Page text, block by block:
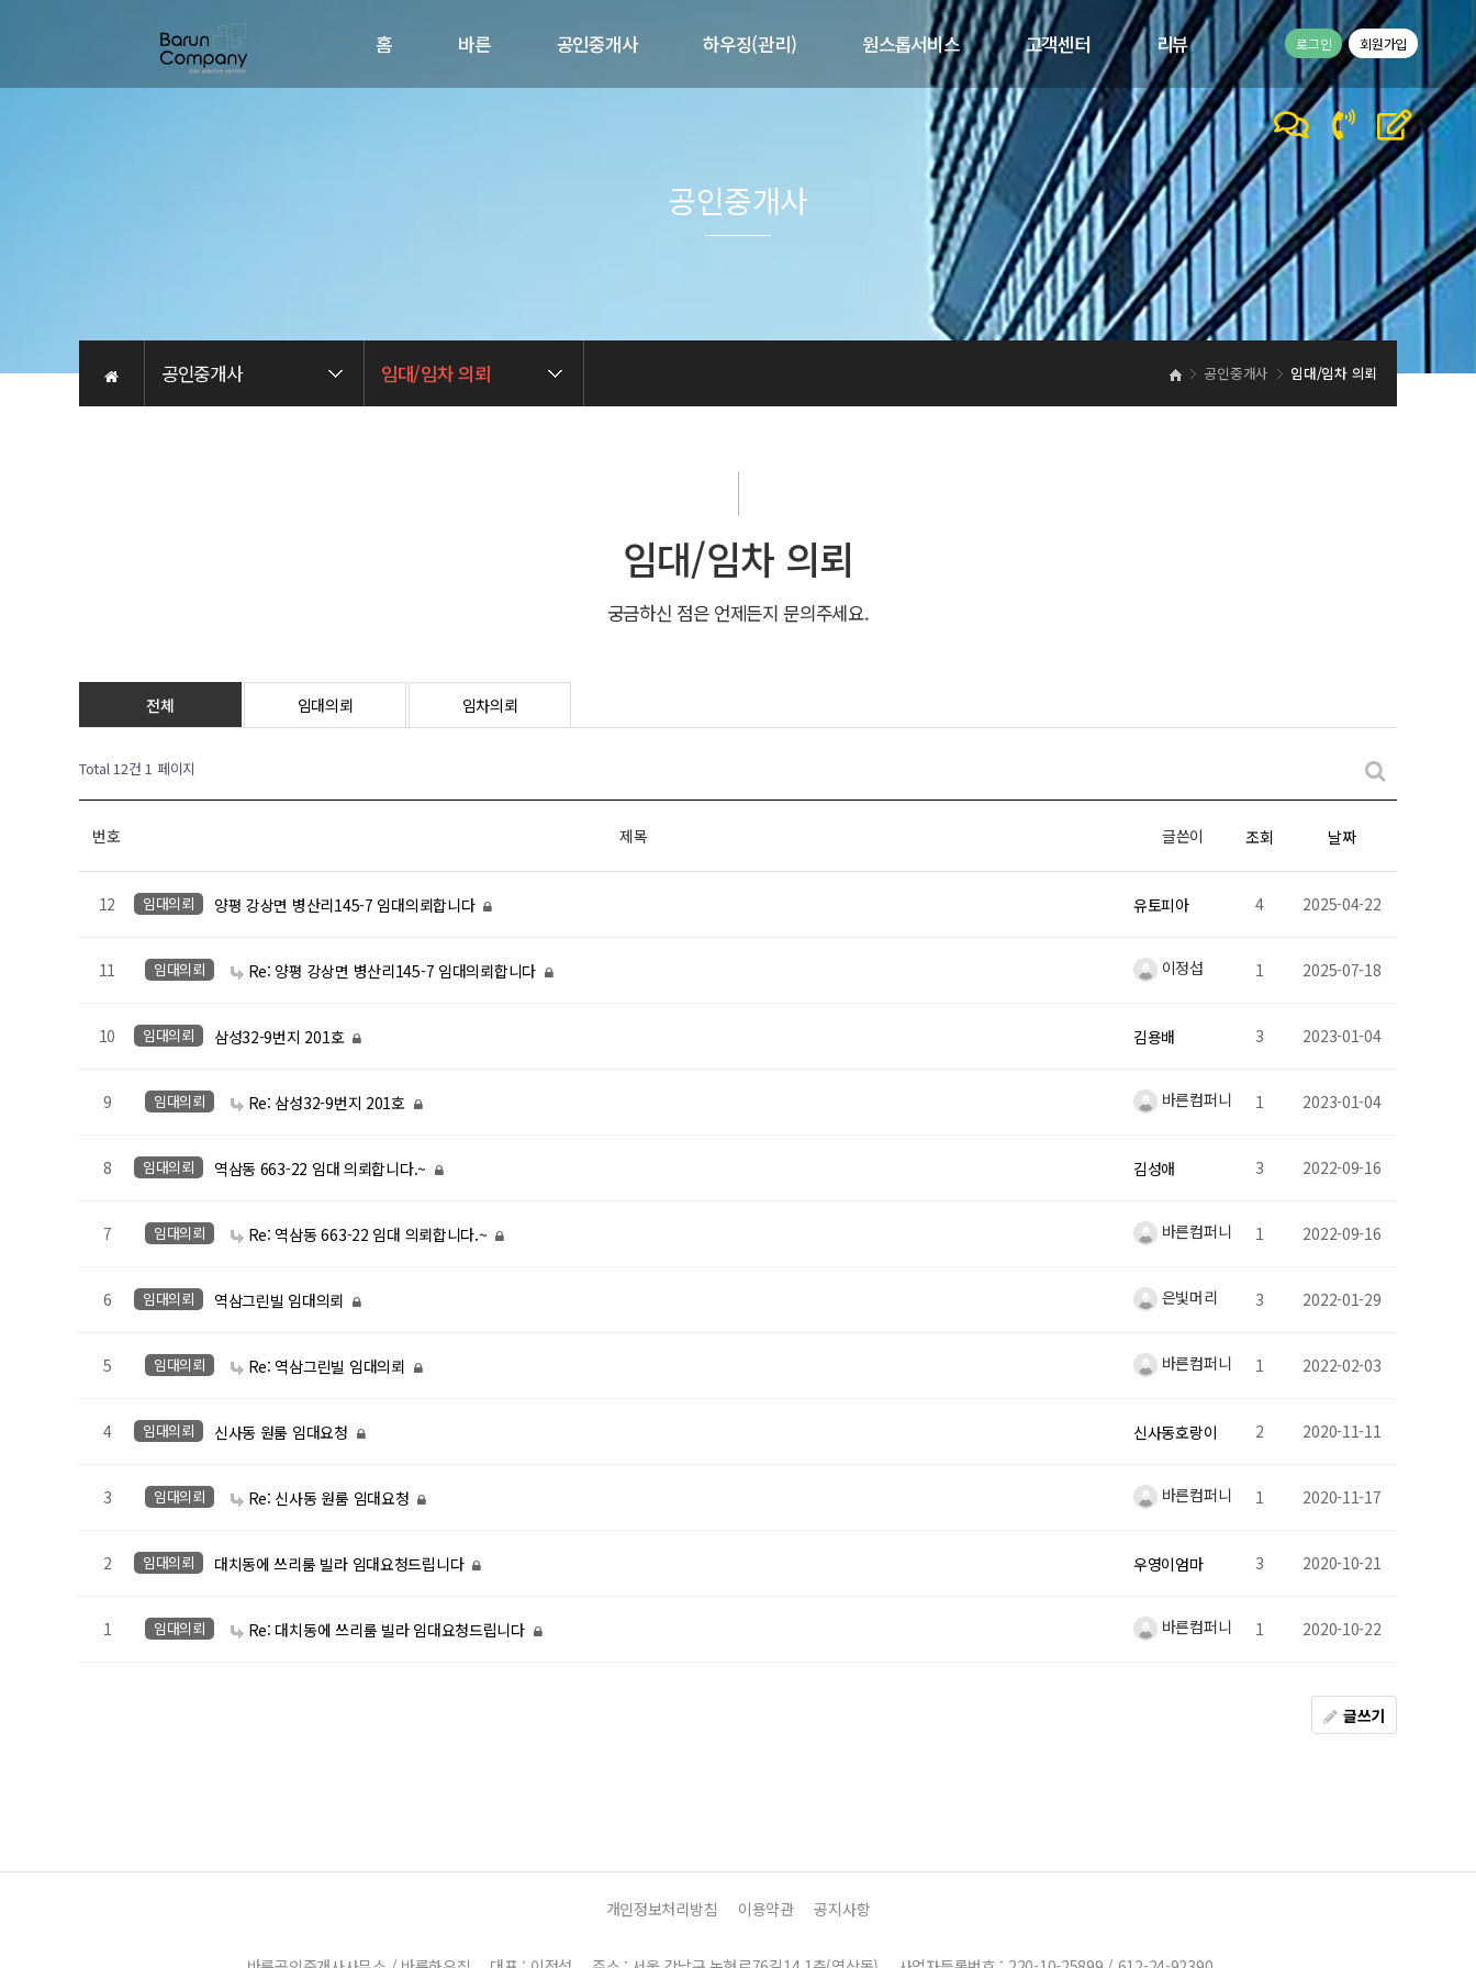
홈 바른 공인중개사 하우징(관리)
사업현황
임대인전용
원스톱서비스
제휴서비스
고객센터
공지사항
1:1문의
이벤트
바른컴퍼니 갤러리
바른컴퍼니 동영상
리뷰
고객리뷰
로그인 회원가입
공인중개사 임대/임차 의뢰 공인중개사 임대/임차 의뢰
공인중개사
임대/임차 의뢰
궁금하신 점은 언제든지 문의주세요.
전체 임대의뢰 임차의뢰
Total 12건 1 페이지
번호 제목 글쓴이 조회 날짜
12 임대의뢰 양평 강상면 병산리145-7 임대의뢰합니다 유토피아 4 2025-04-22
11 임대의뢰 Re: 양평 강상면 병산리145-7 임대의뢰합니다 이정섭 1 2025-07-18
10 임대의뢰 삼성32-9번지 201호 김용배 3 2023-01-04
9 임대의뢰 Re: 삼성32-9번지 201호 바른컴퍼니 1 2023-01-04
8 임대의뢰 역삼동 663-22 임대 의뢰합니다.~ 김성애 3 2022-09-16
7 임대의뢰 Re: 역삼동 663-22 임대 의뢰합니다.~ 바른컴퍼니 1 2022-09-16
6 임대의뢰 역삼그린빌 임대의뢰 은빛머리 3 2022-01-29
5 임대의뢰 Re: 역삼그린빌 임대의뢰 바른컴퍼니 1 2022-02-03
4 임대의뢰 신사동 원룸 임대요청 신사동호랑이 2 2020-11-11
3 임대의뢰 Re: 신사동 원룸 임대요청 바른컴퍼니 1 2020-11-17
2 임대의뢰 대치동에 쓰리룸 빌라 임대요청드립니다 우영이엄마 3 2020-10-21
1 임대의뢰 Re: 대치동에 쓰리룸 빌라 임대요청드립니다 바른컴퍼니 1 2020-10-22
글쓰기
개인정보처리방침 이용약관 공지사항